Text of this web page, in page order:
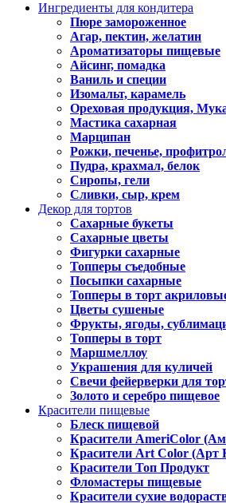
Ингредиенты для кондитера
Пюре замороженное
Агар, пектин, желатин
Ароматизаторы пищевые
Айсинг, помадка
Ваниль и специи
Изомальт, карамель
Ореховая продукция,
Мастика сахарная
Марципан
Рожки, печенье,
Пудра, крахмал, белок
Сиропы, гели
Сливки, сыр, крем
Декор для тортов
Сахарные букеты
Сахарные цветы
Фигурки сахарные
Топперы съедобные
Посыпки сахарные
Топперы в торт
Цветы сушеные
Фрукты, ягоды,
Топперы в торт
Маршмеллоу
Украшения для куличей
Свечи фейерверки для
Золото и серебро пищевое
Красители пищевые
Блеск пищевой
Красители AmeriColor
Красители Art Color (Арт
Красители Топ Продукт
Фломастеры пищевые
Красители сухие